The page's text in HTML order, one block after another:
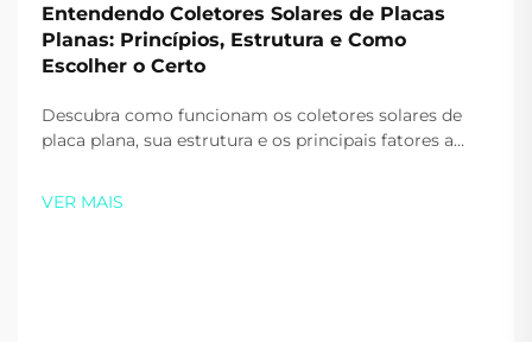
Entendendo Coletores Solares de Placas
Planas: Princípios, Estrutura e Como
Escolher o Certo
Descubra como funcionam os coletores solares de
placa plana, sua estrutura e os principais fatores a
nosso guia gratuito ainda hoje.
VER MAIS